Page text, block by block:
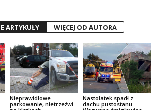
ARTYKUŁY WIĘCEJ OD AUTORA
Nieprawidłowe
parkowanie, nietrzeźwi
Nastolatek spadł z
dachu pustostanu.